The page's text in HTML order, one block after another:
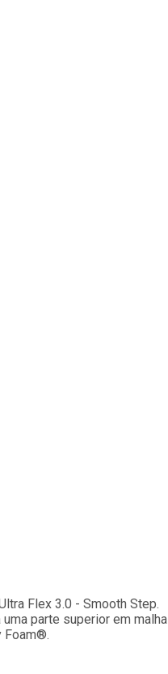
Flex 3.0 - Smooth Step.
parte superior em malha
Foam®.